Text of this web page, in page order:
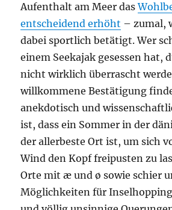
Aufenthalt am Meer das
entscheidend erhöht – zumal,
dabei sportlich betätigt. Wer
einem Seekajak gesessen hat,
nicht wirklich überrascht
willkommene Bestätigung
anekdotisch und
ist, dass ein Sommer in der
der allerbeste Ort ist, um sich
Wind den Kopf freipusten zu
Orte mit æ und ø sowie schier
Möglichkeiten für